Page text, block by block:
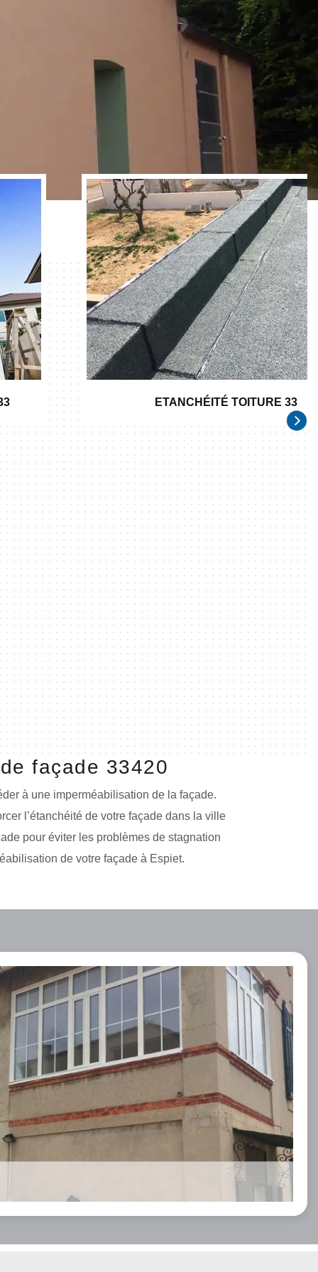
ETANCHÉITÉ TOITURE 33
façade 33420
à une imperméabilisation de la façade.
l’étanchéité de votre façade dans la ville
pour éviter les problèmes de stagnation
de votre façade à Espiet.